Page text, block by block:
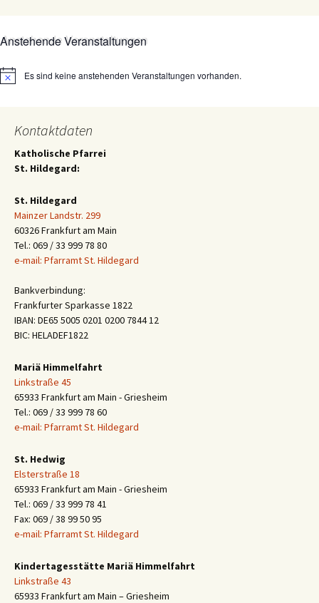
Anstehende Veranstaltungen
HinweisEs sind keine anstehenden Veranstaltungen vorhanden.
Kontaktdaten
Katholische Pfarrei
St. Hildegard:
St. Hildegard
Mainzer Landstr. 299
60326 Frankfurt am Main
Tel.: 069 / 33 999 78 80
e-mail: Pfarramt St. Hildegard
Bankverbindung:
Frankfurter Sparkasse 1822
IBAN: DE65 5005 0201 0200 7844 12
BIC: HELADEF1822
Mariä Himmelfahrt
Linkstraße 45
65933 Frankfurt am Main - Griesheim
Tel.: 069 / 33 999 78 60
e-mail: Pfarramt St. Hildegard
St. Hedwig
Elsterstraße 18
65933 Frankfurt am Main - Griesheim
Tel.: 069 / 33 999 78 41
Fax: 069 / 38 99 50 95
e-mail: Pfarramt St. Hildegard
Kindertagesstätte Mariä Himmelfahrt
Linkstraße 43
65933 Frankfurt am Main – Griesheim